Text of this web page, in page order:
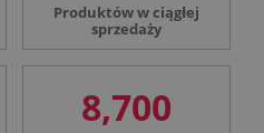
Produktów w ciągłej
sprzedaży
8,700